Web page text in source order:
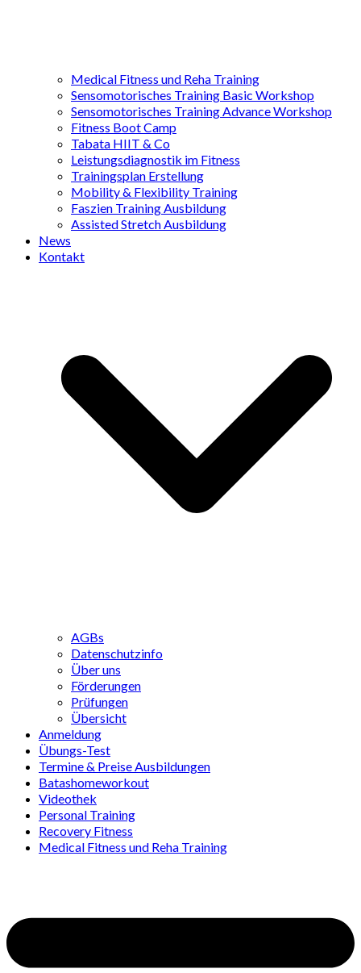
Medical Fitness und Reha Training
Sensomotorisches Training Basic Workshop
Sensomotorisches Training Advance Workshop
Fitness Boot Camp
Tabata HIIT & Co
Leistungsdiagnostik im Fitness
Trainingsplan Erstellung
Mobility & Flexibility Training
Faszien Training Ausbildung
Assisted Stretch Ausbildung
News
Kontakt
AGBs
Datenschutzinfo
Über uns
Förderungen
Prüfungen
Übersicht
Anmeldung
Übungs-Test
Termine & Preise Ausbildungen
Batashomeworkout
Videothek
Personal Training
Recovery Fitness
Medical Fitness und Reha Training